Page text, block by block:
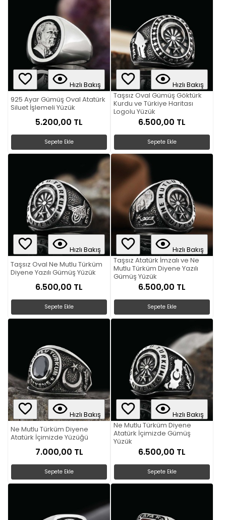
Hızlı Bakış
925 Ayar Gümüş Oval Atatürk
Siluet İşlemeli Yüzük
5.200,00 TL
Sepete Ekle
Hızlı Bakış
Taşsız Oval Gümüş Göktürk
Kurdu ve Türkiye Haritası
Logolu Yüzük
6.500,00 TL
Sepete Ekle
Hızlı Bakış
Taşsız Oval Ne Mutlu Türküm
Diyene Yazılı Gümüş Yüzük
6.500,00 TL
Sepete Ekle
Hızlı Bakış
Taşsız Atatürk İmzalı ve Ne
Mutlu Türküm Diyene Yazılı
Gümüş Yüzük
6.500,00 TL
Sepete Ekle
Hızlı Bakış
Ne Mutlu Türküm Diyene
Atatürk İçimizde Yüzüğü
7.000,00 TL
Sepete Ekle
Hızlı Bakış
Ne Mutlu Türküm Diyene
Atatürk İçimizde Gümüş
Yüzük
6.500,00 TL
Sepete Ekle